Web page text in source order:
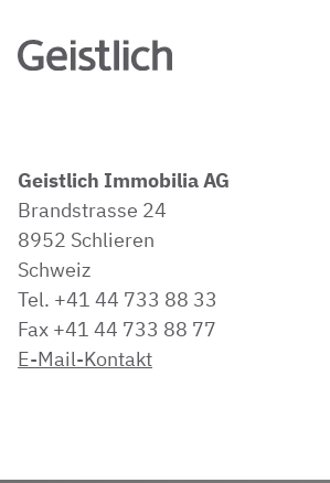
Geistlich Immobilia AG
Brandstrasse 24
8952 Schlieren
Schweiz
Tel. +41 44 733 88 33
Fax +41 44 733 88 77
E-Mail-Kontakt